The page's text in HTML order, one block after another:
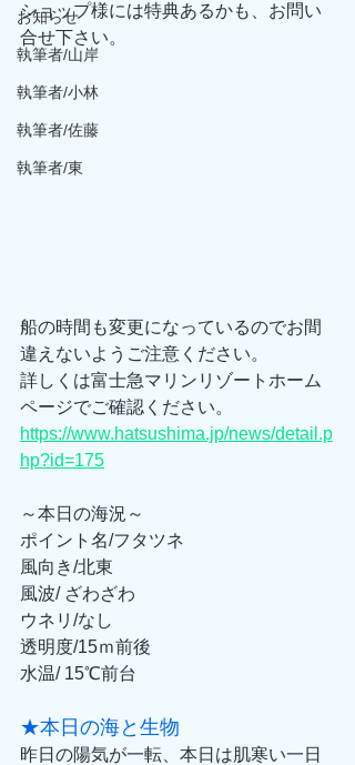
お知らせ
執筆者/山岸
執筆者/小林
執筆者/佐藤
執筆者/東
ショップ様には特典あるかも、お問い
合せ下さい。
船の時間も変更になっているのでお間
違えないようご注意ください。
詳しくは富士急マリンリゾートホーム
ページでご確認ください。
https://www.hatsushima.jp/news/detail.p
hp?id=175
～本日の海況～
ポイント名/フタツネ
風向き/北東
風波/ ざわざわ
ウネリ/なし
透明度/15ｍ前後
水温/ 15℃前台
★本日の海と生物
昨日の陽気が一転、本日は肌寒い一日